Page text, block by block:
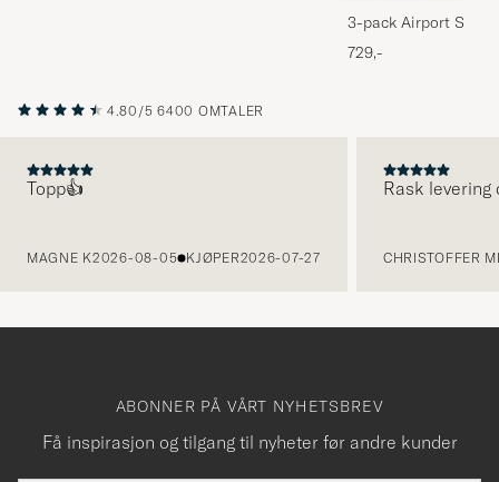
3-pack Airport
Melange
729,-
4.80/5 6400 OMTALER
Topp👍
MAGNE K2026-08-05 KJØPER2026-07-27
Rask
CHRISTOFFER
ABONNER PÅ VÅRT NYHETSBREV
Få inspirasjon og tilgang til nyheter før andre kunder